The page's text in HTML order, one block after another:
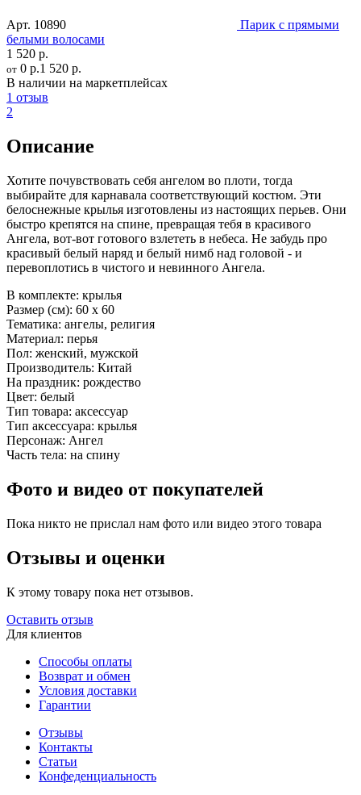
Арт. 10890
Парик с прямыми
белыми волосами
1 520 р.
от 0 р.1 520 р.
В наличии на маркетплейсах
1 отзыв
2
Описание
Хотите почувствовать себя ангелом во плоти, тогда
выбирайте для карнавала соответствующий костюм. Эти
белоснежные крылья изготовлены из настоящих перьев. Они
быстро крепятся на спине, превращая тебя в красивого
Ангела, вот-вот готового взлететь в небеса. Не забудь про
красивый белый наряд и белый нимб над головой - и
перевоплотись в чистого и невинного Ангела.
В комплекте: крылья
Размер (см): 60 х 60
Тематика: ангелы, религия
Материал: перья
Пол: женский, мужской
Производитель: Китай
На праздник: рождество
Цвет: белый
Тип товара: аксессуар
Тип аксессуара: крылья
Персонаж: Ангел
Часть тела: на спину
Фото и видео от покупателей
Пока никто не прислал нам фото или видео этого товара
Отзывы и оценки
К этому товару пока нет отзывов.
Оставить отзыв
Для клиентов
Способы оплаты
Возврат и обмен
Условия доставки
Гарантии
Отзывы
Контакты
Статьи
Конфеденциальность